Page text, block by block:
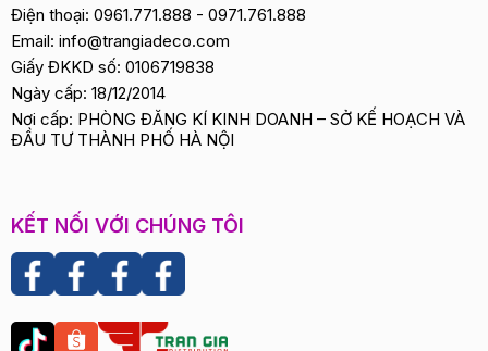
Điện thoại: 0961.771.888 - 0971.761.888
Email: info@trangiadeco.com
Giấy ĐKKD số: 0106719838
Ngày cấp: 18/12/2014
Nơi cấp: PHÒNG ĐĂNG KÍ KINH DOANH – SỞ KẾ HOẠCH VÀ
ĐẦU TƯ THÀNH PHỐ HÀ NỘI
KẾT NỐI VỚI CHÚNG TÔI